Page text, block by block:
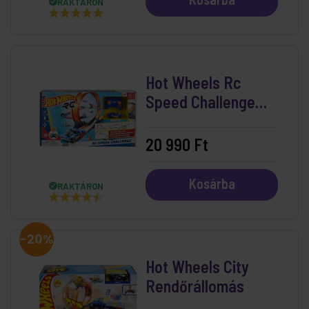
RAKTÁRON
Hot Wheels Rc
Speed Challenge
Kisautóval
20 990 Ft
Kosárba
-20%
Hot Wheels City
Rendőrállomás